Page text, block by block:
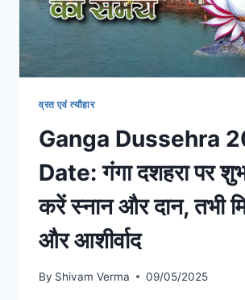
व्रत एवं त्यौहार
Ganga Dussehra
Date: गंगा दशहरा पर
करें स्नान और दान, तभी
और आशीर्वाद
By Shivam Verma 09/05/2025